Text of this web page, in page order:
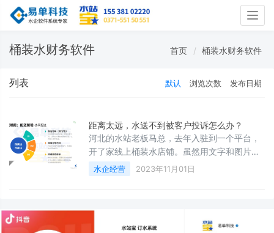
桶装水财务软件 首页 桶装水财务软件
列表 默认 浏览次数 发布日期
距离太远，水送不到被客户投诉怎么办？
河北的水站老板马总，去年入驻到一个平台，
开了家线上桶装水店铺。虽然用文字和图片、
在线上注明了店铺的配送范围，但偶尔还是会
接到超出配送范围的订单，这时候他就只能联
水企经营 2023年11月01日